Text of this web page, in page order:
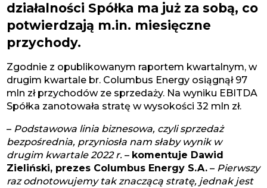
działalności Spółka ma już za sobą, co
potwierdzają m.in. miesięczne
przychody.
Zgodnie z opublikowanym raportem kwartalnym, w
drugim kwartale br. Columbus Energy osiągnął 97
mln zł przychodów ze sprzedaży. Na wyniku EBITDA
Spółka zanotowała stratę w wysokości 32 mln zł.
– Podstawowa linia biznesowa, czyli sprzedaż
bezpośrednia, przyniosła nam słaby wynik w
drugim kwartale 2022 r. – komentuje Dawid
Zieliński, prezes Columbus Energy S.A. – Pierwszy
raz odnotowujemy tak znaczącą stratę, jednak jest